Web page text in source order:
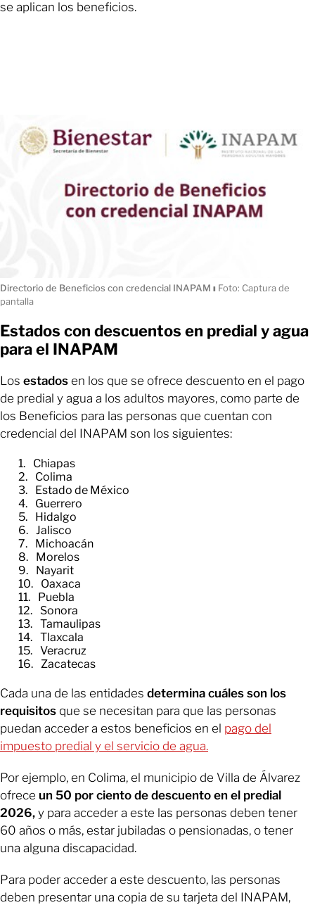
se aplican los beneficios.
Directorio de Beneficios con credencial INAPAM ı Foto: Captura de
pantalla
Estados con descuentos en predial y agua
para el INAPAM
Los estados en los que se ofrece descuento en el pago
de predial y agua a los adultos mayores, como parte de
los Beneficios para las personas que cuentan con
credencial del INAPAM son los siguientes:
Chiapas
Colima
Estado de México
Guerrero
Hidalgo
Jalisco
Michoacán
Morelos
Nayarit
Oaxaca
Puebla
Sonora
Tamaulipas
Tlaxcala
Veracruz
Zacatecas
Cada una de las entidades determina cuáles son los
requisitos que se necesitan para que las personas
puedan acceder a estos beneficios en el pago del
impuesto predial y el servicio de agua.
Por ejemplo, en Colima, el municipio de Villa de Álvarez
ofrece un 50 por ciento de descuento en el predial
2026, y para acceder a este las personas deben tener
60 años o más, estar jubiladas o pensionadas, o tener
una alguna discapacidad.
Para poder acceder a este descuento, las personas
deben presentar una copia de su tarjeta del INAPAM,